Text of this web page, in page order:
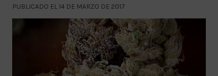
PUBLICADO EL 14 DE MARZO DE 2017